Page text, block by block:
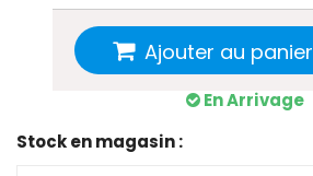
Ajouter au panier
En Arrivage
Stock en magasin :